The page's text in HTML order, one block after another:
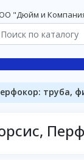
"Дюйм и
труба,